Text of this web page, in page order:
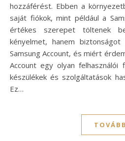
hozzáférést. Ebben a
saját fiókok, mint például a
értékes szerepet töltenek
kényelmet, hanem
Samsung Account, és miért
Account egy olyan felhasználói
készülékek és szolgáltatások
Ez…
TOVÁBB